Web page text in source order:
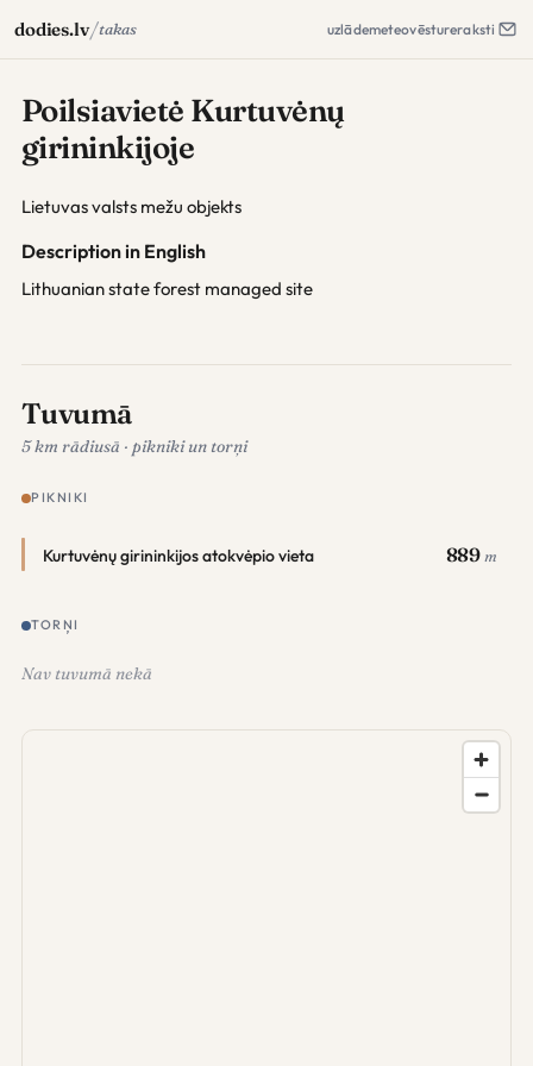
dodies.lv/takas uzlādemeteovēstureraksti
Poilsiavietė Kurtuvėnų
girininkijoje
Lietuvas valsts mežu objekts
Description in English
Lithuanian state forest managed site
Tuvumā
5 km rādiusā · pikniki un torņi
PIKNIKI
Kurtuvėnų girininkijos atokvėpio vieta 889 m
TORŅI
Nav tuvumā nekā